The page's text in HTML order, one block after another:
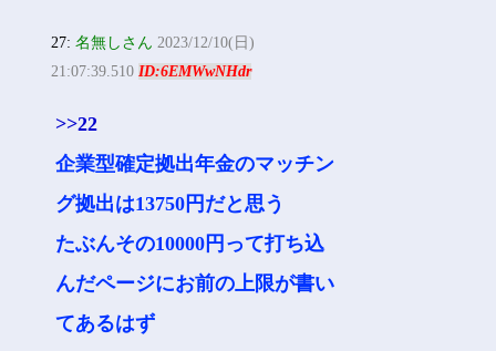
27:名無しさん 2023/12/10(日)
21:07:39.510ID:6EMWwNHdr
>>22
企業型確定拠出年金のマッチン
グ拠出は13750円だと思う
たぶんその10000円って打ち込
んだページにお前の上限が書い
てあるはず